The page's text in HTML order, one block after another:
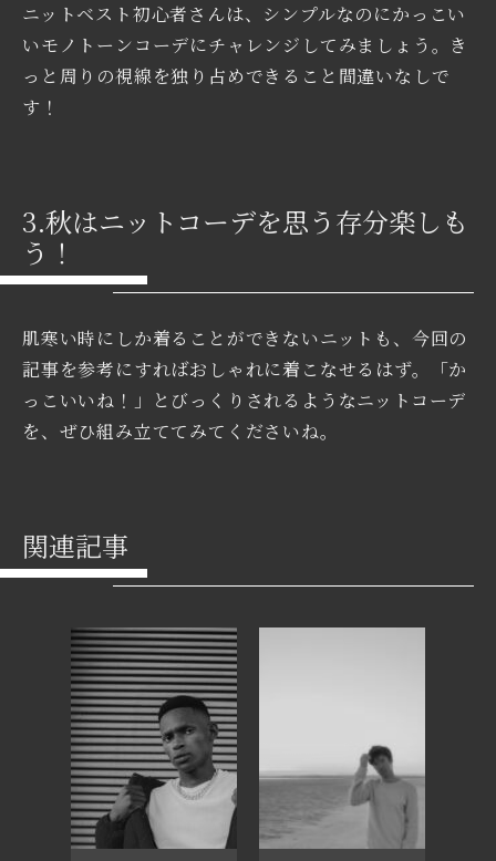
ニットベスト初心者さんは、シンプルなのにかっこい
いモノトーンコーデにチャレンジしてみましょう。き
っと周りの視線を独り占めできること間違いなしで
す！
3.秋はニットコーデを思う存分楽しも
う！
肌寒い時にしか着ることができないニットも、今回の
記事を参考にすればおしゃれに着こなせるはず。「か
っこいいね！」とびっくりされるようなニットコーデ
を、ぜひ組み立ててみてくださいね。
関連記事